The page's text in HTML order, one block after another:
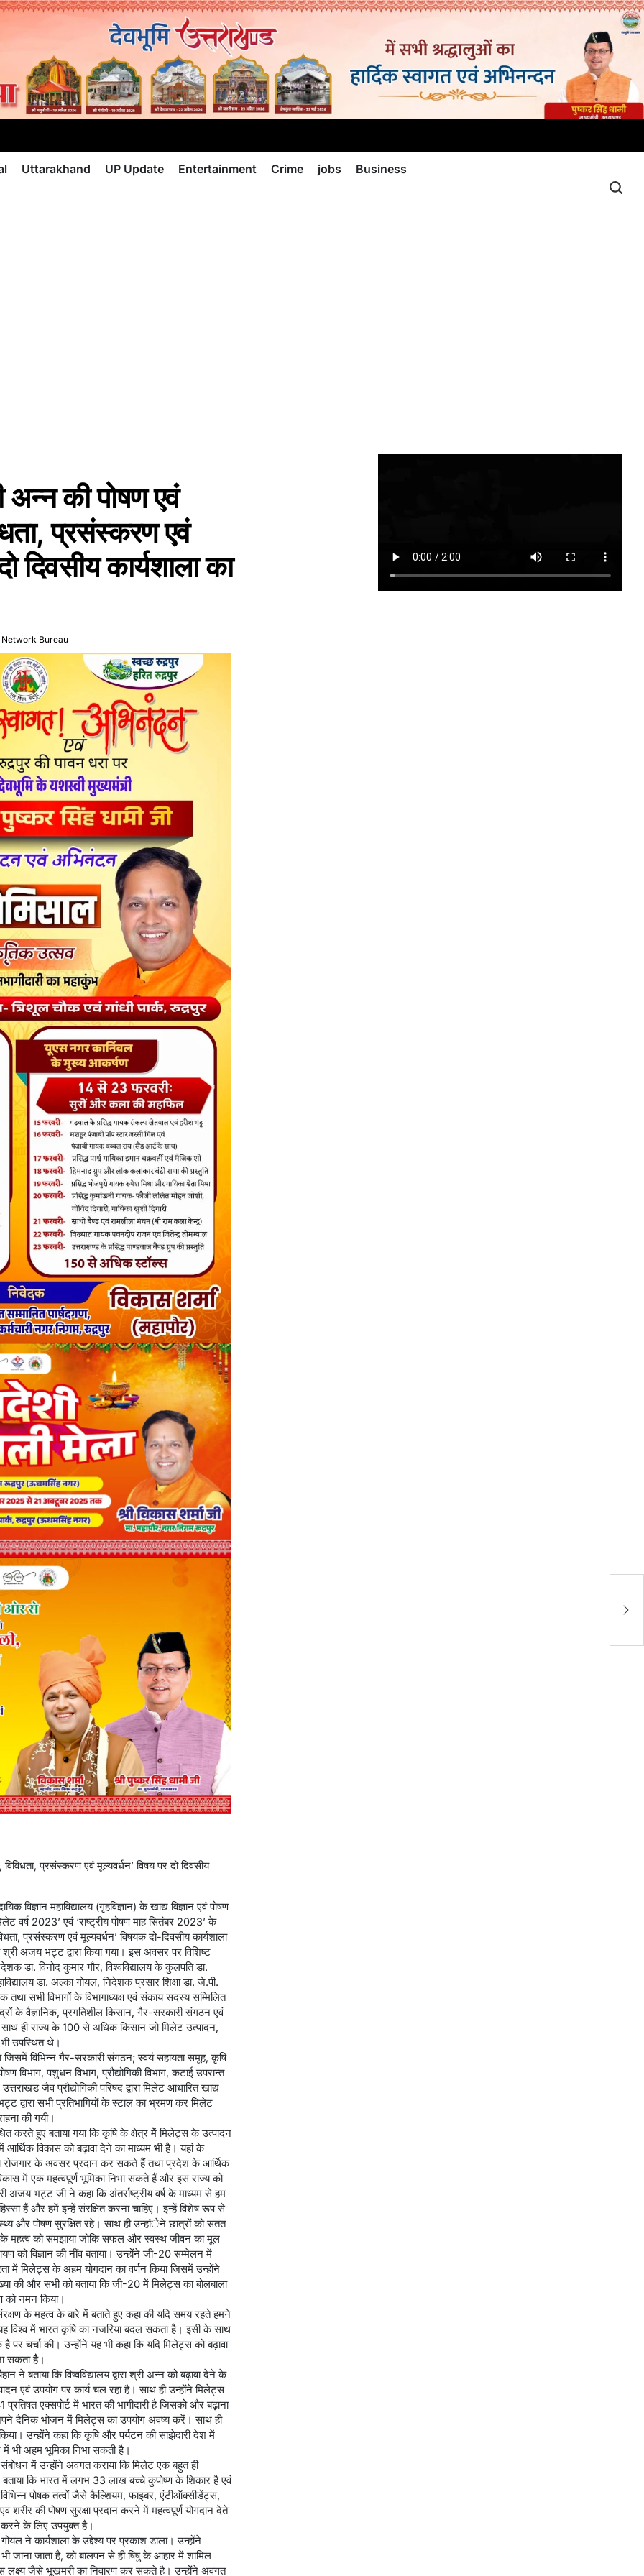
Uttarakhand UP Update Entertainment Crime jobs Business
अन्न की पोषण एवं
प्रसंस्करण एवं
दिवसीय कार्यशाला का
Bureau
विविधता, प्रसंस्करण एवं मूल्यवर्धन’ विषय पर दो दिवसीय
विज्ञान महाविद्यालय (गृहविज्ञान) के खाद्य विज्ञान एवं पोषण
मिलेट वर्ष 2023’ एवं ‘राष्ट्रीय पोषण माह सितंबर 2023’ के
प्रसंस्करण एवं मूल्यवर्धन’ विषयक दो-दिवसीय कार्यशाला
अजय भट्ट द्वारा किया गया। इस अवसर पर विशिष्ट
डा. विनोद कुमार गौर, विश्वविद्यालय के कुलपति डा.
डा. अल्का गोयल, निदेशक प्रसार शिक्षा डा. जे.पी.
तथा सभी विभागों के विभागाध्यक्ष एवं संकाय सदस्य सम्मिलित
के वैज्ञानिक, प्रगतिशील किसान, गैर-सरकारी संगठन एवं
साथ ही राज्य के 100 से अधिक किसान जो मिलेट उत्पादन,
उपस्थित थे।
जिसमें विभिन्न गैर-सरकारी संगठन; स्वयं सहायता समूह, कृषि
विभाग, पशुधन विभाग, प्रौद्योगिकी विभाग, कटाई उपरान्त
जैव प्रौद्योगिकी परिषद द्वारा मिलेट आधारित खाद्य
द्वारा सभी प्रतिभागियों के स्टाल का भ्रमण कर मिलेट
की गयी।
करते हुए बताया गया कि कृषि के क्षेत्र मेें मिलेट्स के उत्पादन
विकास को बढ़ावा देने का माध्यम भी है। यहां के
रोजगार के अवसर प्रदान कर सकते हैं तथा प्रदेश के आर्थिक
में एक महत्वपूर्ण भूमिका निभा सकते हैं और इस राज्य को
भट्ट जी ने कहा कि अंतर्राष्ट्रीय वर्ष के माध्यम से हम
हैं और हमें इन्हें संरक्षित करना चाहिए। इन्हें विशेष रूप से
और पोषण सुरक्षित रहे। साथ ही उन्हांेने छात्रों को सतत
के महत्व को समझाया जोकि सफल और स्वस्थ जीवन का मूल
को विज्ञान की नींव बताया। उन्होंने जी-20 सम्मेलन में
में मिलेट्स के अहम योगदान का वर्णन किया जिसमें उन्होंने
की और सभी को बताया कि जी-20 में मिलेट्स का बोलबाला
को नमन किया।
के महत्व के बारे में बताते हुए कहा की यदि समय रहते हमने
विश्व में भारत कृषि का नजरिया बदल सकता है। इसी के साथ
पर चर्चा की। उन्होंने यह भी कहा कि यदि मिलेट्स को बढ़ावा
सकता हैै।
बताया कि विष्वविद्यालय द्वारा श्री अन्न को बढ़ावा देने के
एवं उपयोग पर कार्य चल रहा है। साथ ही उन्होंने मिलेट्स
एक्सपोर्ट में भारत की भागीदारी है जिसको और बढ़ाना
दैनिक भोजन में मिलेट्स का उपयोग अवष्य करें। साथ ही
उन्होंने कहा कि कृषि और पर्यटन की साझेदारी देश में
में भी अहम भूमिका निभा सकती है।
संबोधन में उन्होंने अवगत कराया कि मिलेट एक बहुत ही
बताया कि भारत में लगभ 33 लाख बच्चे कुपोष्ण के शिकार है एवं
पोषक तत्वों जैसे कैल्शियम, फाइबर, एंटीऑक्सीडेंट्स,
की पोषण सुरक्षा प्रदान करने में महत्वपूर्ण योगदान देते
करने के लिए उपयुक्त है।
गोयल ने कार्यशाला के उद्देश्य पर प्रकाश डाला। उन्होंने
जाना जाता है, को बालपन से ही षिषु के आहार में शामिल
लक्ष्य जैसे भूखमरी का निवारण कर सकते है। उन्होंने अवगत